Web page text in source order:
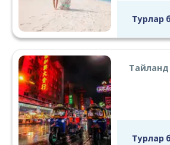
Турлар
Тайланд
Турлар